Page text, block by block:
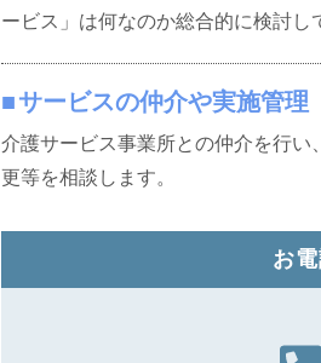
ービス」は何なのか総合的に検討し
サービスの仲介や実施管理
介護サービス事業所との仲介を行
更等を相談します。
お